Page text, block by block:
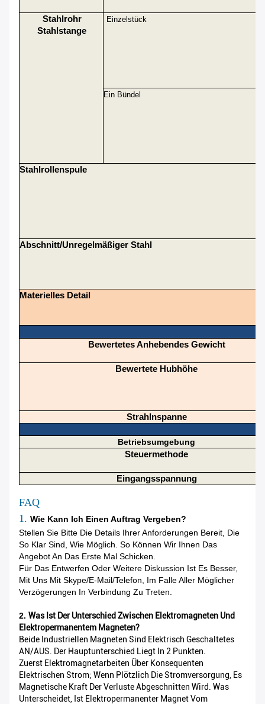
Stahlrohr
Stahlstange
Einzelstück
Ein Bündel
Stahlrollenspule
Abschnitt/unregelmäßiger Stahl
Materielles Detail
Bewertetes Anhebendes Gewicht
Bewertete Hubhöhe
Strahlnspanne
Betriebsumgebung
Steuermethode
Eingangsspannung
FAQ
1. Wie Kann Ich Einen Auftrag Vergeben?
Stellen Sie Bitte Die Details Ihrer Anforderungen Bereit, Die
So Klar Sind, Wie Möglich. So Können Wir Ihnen Das
Angebot An Das Erste Mal Schicken.
Für Das Entwerfen Oder Weitere Diskussion Ist Es Besser,
Mit Uns Mit Skype/E-Mail/Telefon, Im Falle Aller Möglicher
Verzögerungen In Verbindung Zu Treten.
2. Was Ist Der Unterschied Zwischen Elektromagneten Und
Elektropermanentem Magneten?
Beide Industriellen Magneten Sind Elektrisch Geschaltetes
AN/AUS. Der Hauptunterschied Liegt In 2 Punkten.
Zuerst Elektromagnetarbeiten Über Konsequenten
Elektrischen Strom; Wenn Plötzlich Die Stromversorgung, Es
Magnetische Kraft Der Verluste Abgeschnitten Wird. Was
Unterscheidet, Ist Elektropermanenter Magnet Vom